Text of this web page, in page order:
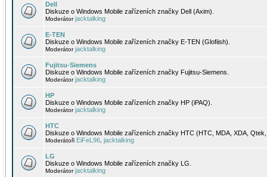
Dell
Diskuze o Windows Mobile zařízeních značky Dell (Axim).
Moderátorjacktalking
E-TEN
Diskuze o Windows Mobile zařízeních značky E-TEN (Glofiish).
Moderátorjacktalking
Fujitsu-Siemens
Diskuze o Windows Mobile zařízeních značky Fujitsu-Siemens.
Moderátorjacktalking
HP
Diskuze o Windows Mobile zařízeních značky HP (iPAQ).
Moderátorjacktalking
HTC
Diskuze o Windows Mobile zařízeních značky HTC (HTC, MDA, XDA,
Moderátoři EiFeL96 jacktalking
LG
Diskuze o Windows Mobile zařízeních značky LG.
Moderátorjacktalking